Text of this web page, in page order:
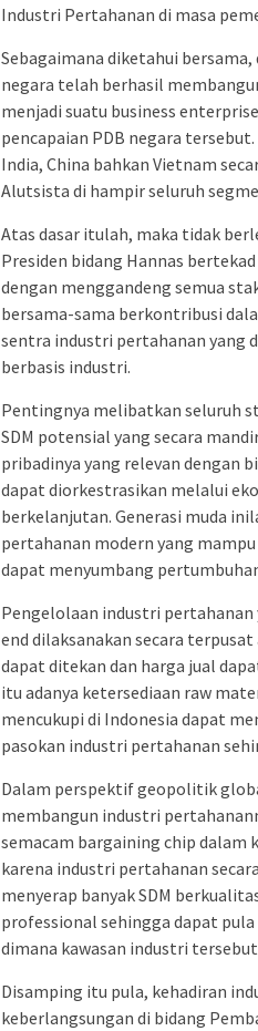
Industri Pertahanan di masa
Sebagaimana diketahui
negara telah berhasil
menjadi suatu business
pencapaian PDB negara
India, China bahkan Vietnam
Alutsista di hampir seluruh
Atas dasar itulah, maka tidak
Presiden bidang Hannas
dengan menggandeng semua
bersama-sama berkontribusi
sentra industri pertahanan yang
berbasis industri.
Pentingnya melibatkan seluruh
SDM potensial yang secara
pribadinya yang relevan dengan
dapat diorkestrasikan melalui
berkelanjutan. Generasi muda
pertahanan modern yang
dapat menyumbang
Pengelolaan industri pertahanan
end dilaksanakan secara
dapat ditekan dan harga jual
itu adanya ketersediaan raw
mencukupi di Indonesia dapat
pasokan industri pertahanan
Dalam perspektif geopolitik
membangun industri
semacam bargaining chip
karena industri pertahanan
menyerap banyak SDM
professional sehingga dapat
dimana kawasan industri
Disamping itu pula, kehadiran
keberlangsungan di bidang